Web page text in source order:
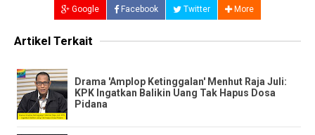
Google Facebook Twitter More
Artikel Terkait
​Drama 'Amplop Ketinggalan' Menhut Raja Juli:
KPK Ingatkan Balikin Uang Tak Hapus Dosa
Pidana